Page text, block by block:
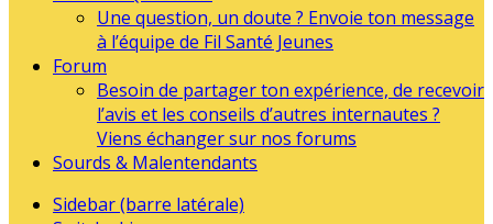
Une question, un doute ? Envoie ton message
à l’équipe de Fil Santé Jeunes
Forum
Besoin de partager ton expérience, de recevoir
l’avis et les conseils d’autres internautes ?
Viens échanger sur nos forums
Sourds & Malentendants
Sidebar (barre latérale)